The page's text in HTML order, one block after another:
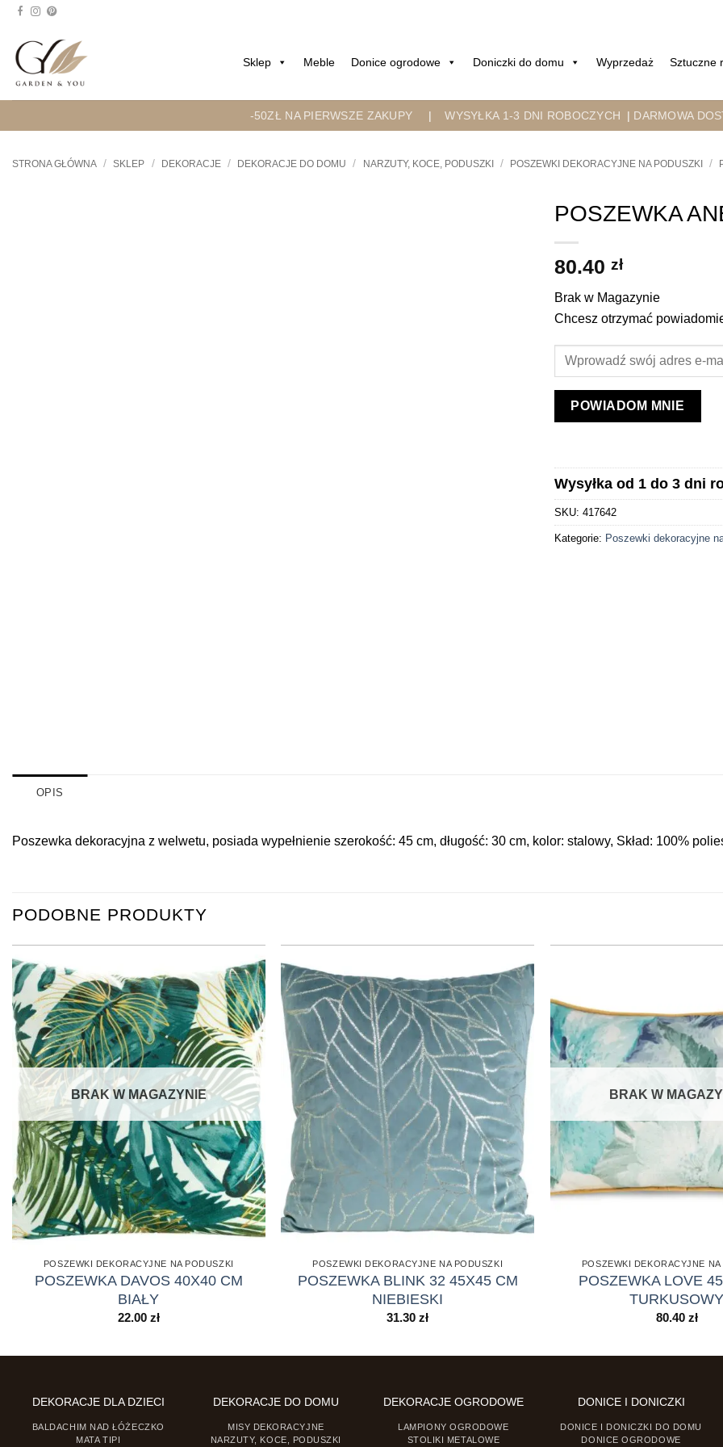
Przejdź
treści
Sklep Meble Donice ogrodowe Doniczki do domu Wyprzedaż Sztuczne
-50ZŁ NA PIERWSZE ZAKUPY |WYSYŁKA 1-3 DNI ROBOCZYCH | DARMOWA
STRONA GŁÓWNA / SKLEP / DEKORACJE / DEKORACJE DO DOMU / NARZUTY, KOCE, PODUSZKI / POSZEWKI DEKORACYJNE NA PODUSZKI /
POSZEWKA
80.40 zł
Brak w Magazynie
Chcesz otrzymać
POWIADOM MNIE
Wysyłka od 1 do 3 dni
SKU: 417642
Kategorie: Poszewki dekoracyjne
OPIS
Poszewka dekoracyjna z welwetu, posiada wypełnienie szerokość: 45 cm, długość: 30 cm, kolor: stalowy, Skład: 100%
PODOBNE PRODUKTY
BRAK W MAGAZYNIE
POSZEWKI DEKORACYJNE NA PODUSZKI
POSZEWKA DAVOS 40X40 CM
BIAŁY
22.00 zł
POSZEWKI DEKORACYJNE NA PODUSZKI
POSZEWKA BLINK 32 45X45 CM
NIEBIESKI
31.30zł
BRAK W
POSZEWKI DEKORACYJNE
POSZEWKA LOVE
80.40 zł
DEKORACJE DLA DZIECI
BALDACHIM NAD ŁÓŻECZKO
MATA TIPI
DEKORACJE DO DOMU
MISY DEKORACYJNE
NARZUTY, KOCE, PODUSZKI
DEKORACJE OGRODOWE
LAMPIONY OGRODOWE
STOLIKI METALOWE
DONICE I DONICZKI
DONICE I DONICZKI DO DOMU
DONICE OGRODOWE